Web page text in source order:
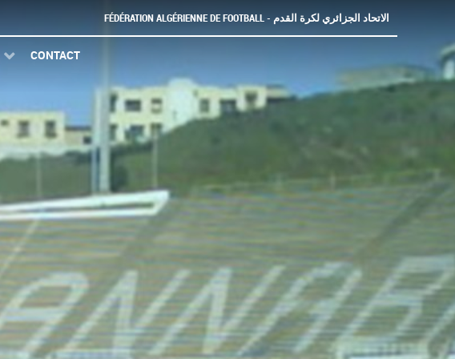
FÉDÉRATION ALGÉRIENNE DE FOOTBALL - الاتحاد الجزائري لكرة القدم
CONTACT